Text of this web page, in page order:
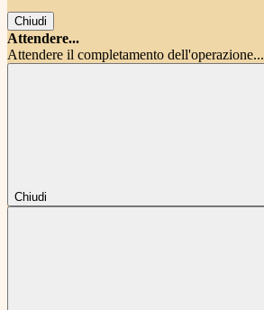
Chiudi
Attendere...
Attendere il completamento dell'operazione...
Chiudi